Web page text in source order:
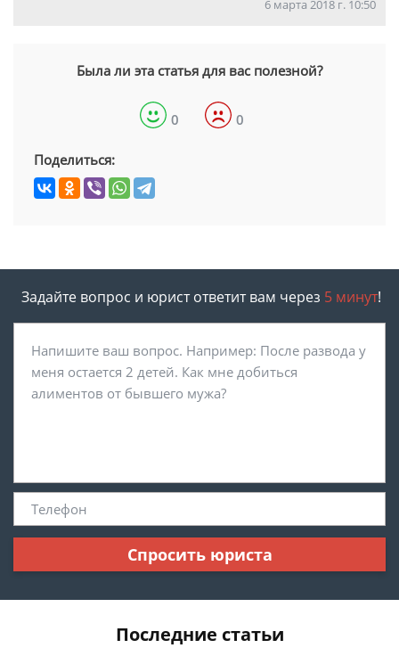
6 марта 2018 г. 10:50
Была ли эта статья для вас полезной?
0 0
Поделиться:
Задайте вопрос и юрист ответит вам через 5 минут!
Спросить юриста
Последние статьи